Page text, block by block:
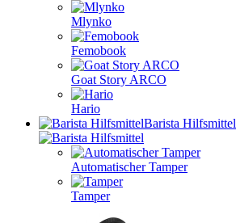
Mlynko
Femobook
Goat Story ARCO
Hario
Barista Hilfsmittel
Automatischer Tamper
Tamper